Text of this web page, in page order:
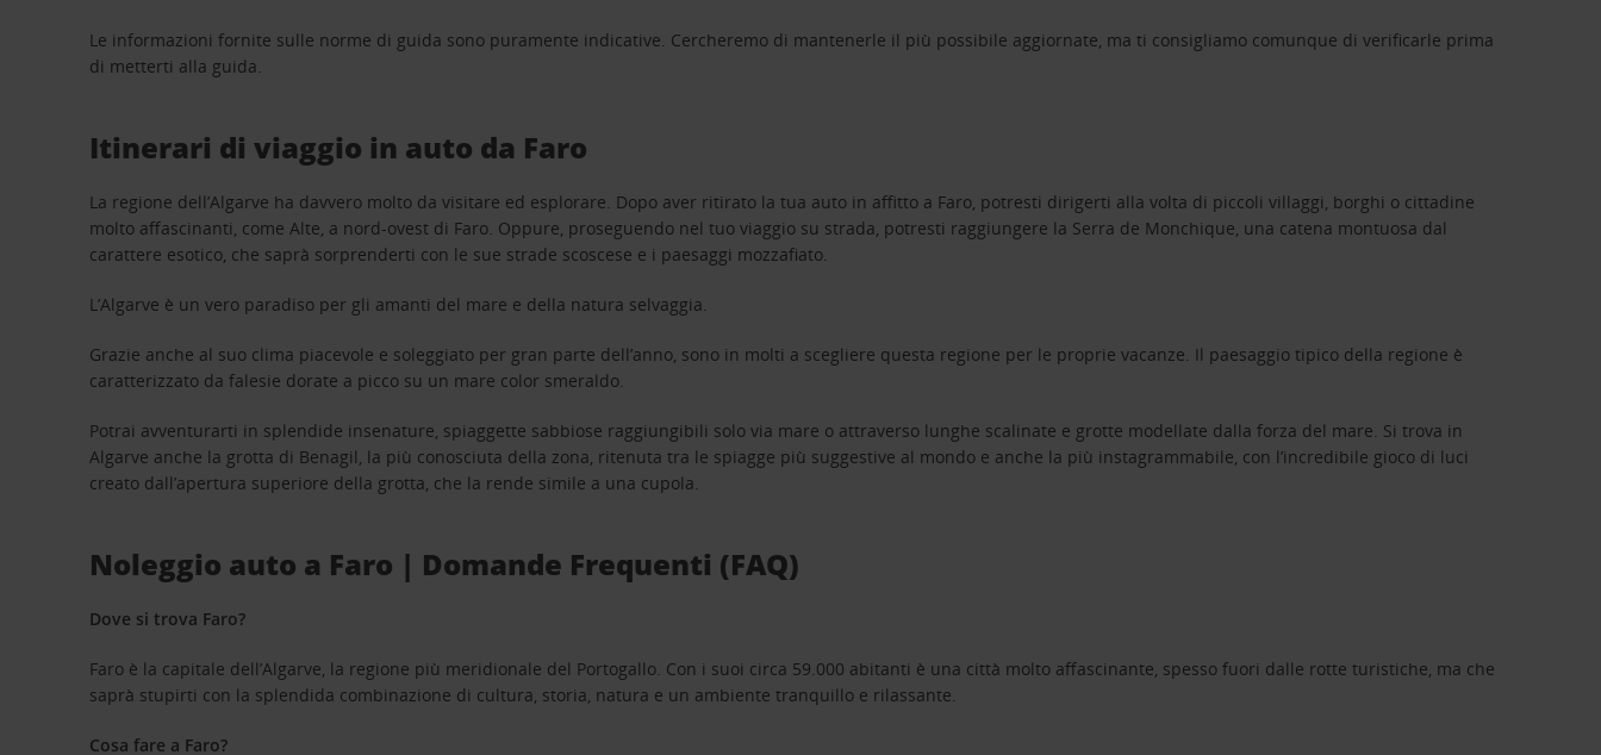
Le informazioni fornite sulle norme di guida sono puramente indicative. Cercheremo di mantenerle il più possibile aggiornate, ma ti consigliamo comunque di verificarle prima
di metterti alla guida.
Itinerari di viaggio in auto da Faro
La regione dell’Algarve ha davvero molto da visitare ed esplorare. Dopo aver ritirato la tua auto in affitto a Faro, potresti dirigerti alla volta di piccoli villaggi, borghi o cittadine
molto affascinanti, come Alte, a nord-ovest di Faro. Oppure, proseguendo nel tuo viaggio su strada, potresti raggiungere la Serra de Monchique, una catena montuosa dal
carattere esotico, che saprà sorprenderti con le sue strade scoscese e i paesaggi mozzafiato.
L’Algarve è un vero paradiso per gli amanti del mare e della natura selvaggia.
Grazie anche al suo clima piacevole e soleggiato per gran parte dell’anno, sono in molti a scegliere questa regione per le proprie vacanze. Il paesaggio tipico della regione è
caratterizzato da falesie dorate a picco su un mare color smeraldo.
Potrai avventurarti in splendide insenature, spiaggette sabbiose raggiungibili solo via mare o attraverso lunghe scalinate e grotte modellate dalla forza del mare. Si trova in
Algarve anche la grotta di Benagil, la più conosciuta della zona, ritenuta tra le spiagge più suggestive al mondo e anche la più instagrammabile, con l’incredibile gioco di luci
creato dall’apertura superiore della grotta, che la rende simile a una cupola.
Noleggio auto a Faro | Domande Frequenti (FAQ)
Dove si trova Faro?
Faro è la capitale dell’Algarve, la regione più meridionale del Portogallo. Con i suoi circa 59.000 abitanti è una città molto affascinante, spesso fuori dalle rotte turistiche, ma che
saprà stupirti con la splendida combinazione di cultura, storia, natura e un ambiente tranquillo e rilassante.
Cosa fare a Faro?